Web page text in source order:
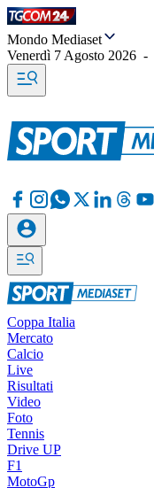
Mondo Mediaset
Venerdì 7 Agosto 2026 -
Coppa Italia
Mercato
Calcio
Live
Risultati
Video
Foto
Tennis
Drive UP
F1
MotoGp